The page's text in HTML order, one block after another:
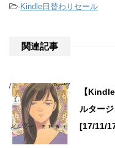
-Kindle日替わりセール
関連記事
【
ルター
[17/11/